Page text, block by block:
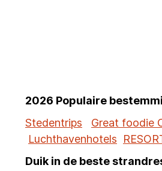
2026 Populaire
Stedentrips
Great foodie
Luchthavenhotels
Duik in de beste